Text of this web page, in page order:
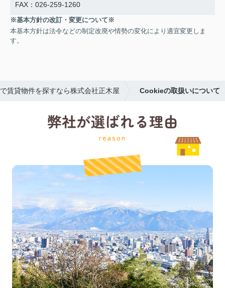
FAX：026-259-1260
※基本方針の改訂・変更について※
本基本方針は法令などの制定改廃や情勢の変化により適宜変更しま
す。
賃貸物件を探すなら株式会社正木屋 Cookieの取扱いについて
弊社が選ばれる理由
reason